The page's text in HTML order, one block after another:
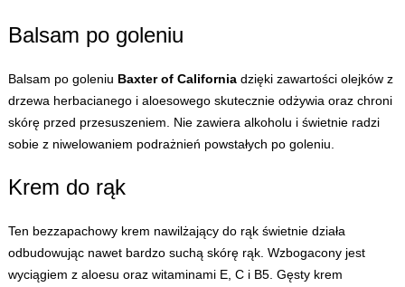
Balsam po goleniu
Balsam po goleniu Baxter of Californiadzięki zawartości olejków z
drzewa herbacianego i aloesowego skutecznie odżywia oraz chroni
skórę przed przesuszeniem. Nie zawiera alkoholu i świetnie radzi
sobie z niwelowaniem podrażnień powstałych po goleniu.
Krem do rąk
Ten bezzapachowy krem nawilżający do rąk świetnie działa
odbudowując nawet bardzo suchą skórę rąk. Wzbogacony jest
wyciągiem z aloesu oraz witaminami E, C i B5. Gęsty krem